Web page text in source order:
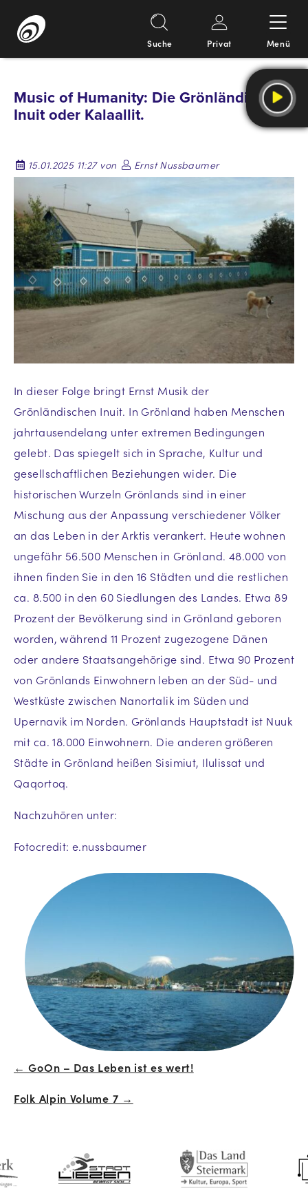
Inhalt
Suche Privat Menü
Music of Humanity: Die Grönländischen
Inuit oder Kalaallit.
15.01.2025 11:27 von Ernst Nussbaumer
In dieser Folge bringt Ernst Musik der
Grönländischen Inuit. In Grönland haben Menschen
jahrtausendelang unter extremen Bedingungen
gelebt. Das spiegelt sich in Sprache, Kultur und
gesellschaftlichen Beziehungen wider. Die
historischen Wurzeln Grönlands sind in einer
Mischung aus der Anpassung verschiedener Völker
an das Leben in der Arktis verankert. Heute wohnen
ungefähr 56.500 Menschen in Grönland. 48.000 von
ihnen finden Sie in den 16 Städten und die restlichen
ca. 8.500 in den 60 Siedlungen des Landes. Etwa 89
Prozent der Bevölkerung sind in Grönland geboren
worden, während 11 Prozent zugezogene Dänen
oder andere Staatsangehörige sind. Etwa 90 Prozent
von Grönlands Einwohnern leben an der Süd- und
Westküste zwischen Nanortalik im Süden und
Upernavik im Norden. Grönlands Hauptstadt ist Nuuk
mit ca. 18.000 Einwohnern. Die anderen größeren
Städte in Grönland heißen Sisimiut, Ilulissat und
Qaqortoq.
Nachzuhören unter:
Fotocredit: e.nussbaumer
Beitrags-
Navigation
← GoOn – Das Leben ist es wert!
Folk Alpin Volume 7 →